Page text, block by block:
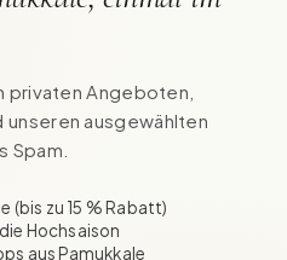
privaten Angeboten,
unseren ausgewählten
Spam.
(bis zu 15 % Rabatt)
Hochsaison
aus Pamukkale